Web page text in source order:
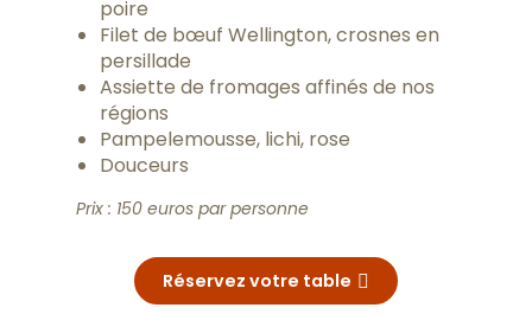
poire
Filet de bœuf Wellington, crosnes en
persillade
Assiette de fromages affinés de nos
régions
Pampelemousse, lichi, rose
Douceurs
Prix : 150 euros par personne
Réservez votre table